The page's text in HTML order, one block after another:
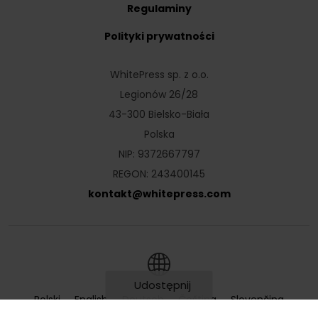
Udostępnij
WhitePress sp. z o.o.
Legionów 26/28
43-300 Bielsko-Biała
Polska
NIP: 9372667797
REGON: 243400145
kontakt@whitepress.com
Regulaminy
Polityki prywatności
Polski English Deutsch Čeština
Slovenčina